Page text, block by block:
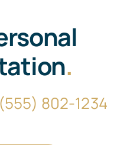
.
(555) 802-1234